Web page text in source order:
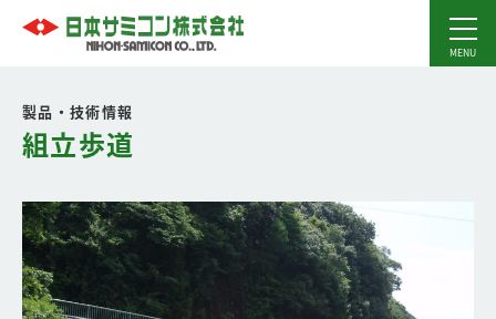
製品・技術情報
組立歩道